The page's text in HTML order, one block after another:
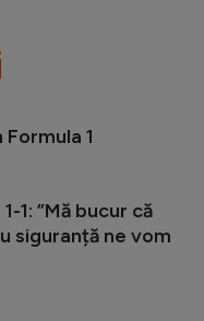
1
1: ”Mă bucur că
siguranță ne vom